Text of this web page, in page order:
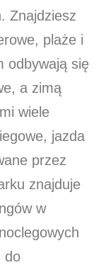
Znajdziesz
plaże i
odbywają się
a zimą
wiele
jazda
przez
znajduje
w
do